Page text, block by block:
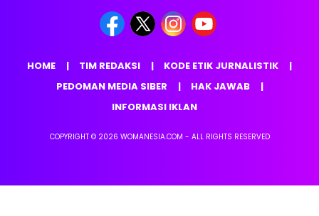
HOME TIM REDAKSI
KODE ETIK JURNALISTIK
PEDOMAN MEDIA SIBER
HAK JAWAB
INFORMASI IKLAN
COPYRIGHT © 2026 WOMANESIA.COM - ALL RIGHTS RESERVED